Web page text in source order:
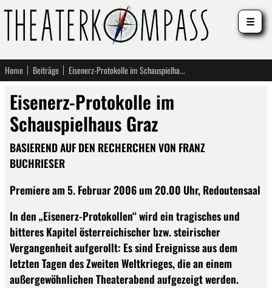
Home Beiträge Eisenerz-Protokolle im Schauspielhaus Graz
Eisenerz-Protokolle im
Schauspielhaus Graz
BASIEREND AUF DEN RECHERCHEN VON FRANZ
BUCHRIESER
Premiere am 5. Februar 2006 um 20.00 Uhr, Redoutensaal
In den „Eisenerz-Protokollen“ wird ein tragisches und
bitteres Kapitel österreichischer bzw. steirischer
Vergangenheit aufgerollt: Es sind Ereignisse aus dem
letzten Tagen des Zweiten Weltkrieges, die an einem
außergewöhnlichen Theaterabend aufgezeigt werden.
☰